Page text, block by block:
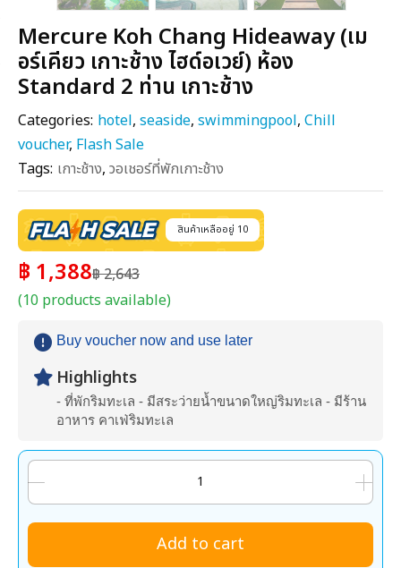
Mercure Koh Chang Hideaway (เม
อร์เคียว เกาะช้าง ไฮด์อเวย์) ห้อง
Standard 2 ท่าน เกาะช้าง
Categories: hotel, seaside, swimmingpool, Chill
voucher, Flash Sale
Tags: เกาะช้าง, วอเชอร์ที่พักเกาะช้าง
สินค้าเหลืออยู่ 10
฿ 1,388฿ 2,643
(10 products available)
Buy voucher now and use later
Highlights
- ที่พักริมทะเล - มีสระว่ายน้ำขนาดใหญ่ริมทะเล - มีร้าน
อาหาร คาเฟ่ริมทะเล
Add to cart